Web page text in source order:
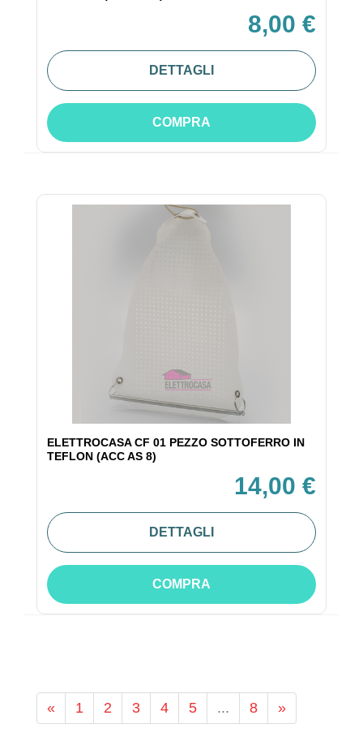
8,00 €
DETTAGLI
COMPRA
ELETTROCASA CF 01 PEZZO SOTTOFERRO IN
TEFLON (ACC AS 8)
14,00 €
DETTAGLI
COMPRA
« 1 2 3 4 5 ... 8 »